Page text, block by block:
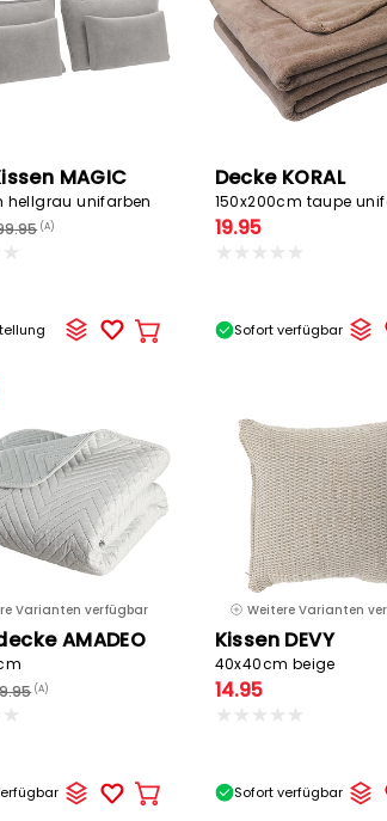
MAGIC
hellgrau unifarben
(A)
In
Decke KORAL
150x200cm taupe
19.95
Sofort verfügbar
Varianten verfügbar
AMADEO
(A)
In
Weitere Varianten
Kissen DEVY
40x40cm beige
14.95
Sofort verfügbar